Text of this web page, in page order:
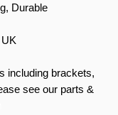
Durable
including brackets,
see our parts &